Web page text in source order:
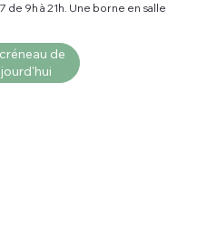
9h à 21h. Une borne en salle
de